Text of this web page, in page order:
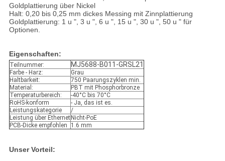
Goldplattierung über Nickel
Halt: 0,20 bis 0,25 mm dickes Messing mit Zinnplattierung
Goldplattierung: 1 u ", 3 u ", 6 u ", 15 u ", 30 u ", 50 u " für
Optionen.
Eigenschaften:
Teilnummer: MJ5688-B011-GRSL21
Farbe - Harz:
Grau
Haltbarkeit:
750 Paarungszyklen min.
Material:
PBT mit Phosphorbronze
Temperaturbereich:
-40°C bis 70°C
RoHS-konform
- Ja, das ist es.
Leistungskategorie
/
Leistung über Ethernet Nicht-PoE
PCB-Dicke empfohlen
1.6 mm
Unser Vorteil: